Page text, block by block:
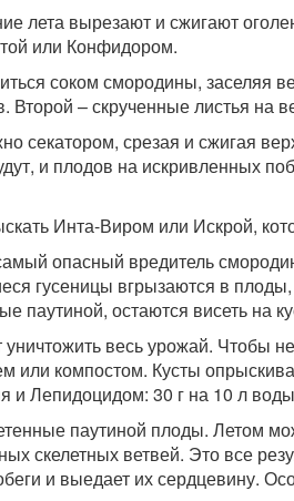
лета вырезают и сжигают
или Конфидором.
соком смородины, заселяя
– скрученные листья на
секатором, срезая и сжигая
и плодов на искривленных
Инта-Виром или Искрой,
опасный вредитель
гусеницы вгрызаются в
паутиной, остаются висеть на
весь урожай. Чтобы
или компостом. Кусты
и Лепидоцидом: 30 г на 10 л
паутиной плоды. Летом
скелетных ветвей. Это все
и выедает их сердцевину.